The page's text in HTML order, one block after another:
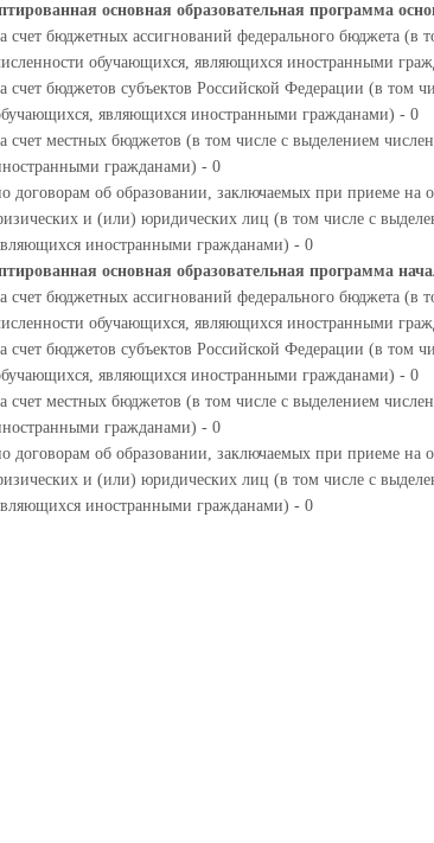
основная образовательная программа
счет бюджетных ассигнований федерального бюджета (в
обучающихся, являющихся иностранными
счет бюджетов субъектов Российской Федерации (в том
являющихся иностранными гражданами) - 0
счет местных бюджетов (в том числе с выделением
гражданами) - 0
договорам об образовании, заключаемых при приеме на
и (или) юридических лиц (в том числе с
иностранными гражданами) - 0
основная образовательная программа
счет бюджетных ассигнований федерального бюджета (в
обучающихся, являющихся иностранными
счет бюджетов субъектов Российской Федерации (в том
являющихся иностранными гражданами) - 0
счет местных бюджетов (в том числе с выделением
гражданами) - 0
договорам об образовании, заключаемых при приеме на
и (или) юридических лиц (в том числе с
иностранными гражданами) - 0